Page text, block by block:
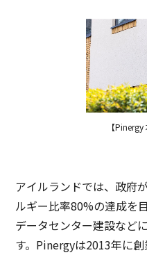
【
アイルランドでは、政府
ルギー比率80%の達成を
データセンター建設など
す。Pinergyは2013年に